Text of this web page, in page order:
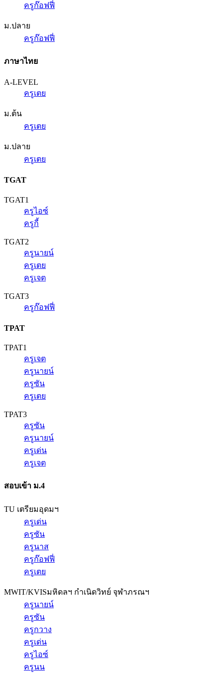
ครูก๊อฟฟี่
ม.ปลาย
ครูก๊อฟฟี่
ภาษาไทย
A-LEVEL
ครูเตย
ม.ต้น
ครูเตย
ม.ปลาย
ครูเตย
TGAT
TGAT1
ครูไอซ์
ครูกี้
TGAT2
ครูนายน์
ครูเตย
ครูเจต
TGAT3
ครูก๊อฟฟี่
TPAT
TPAT1
ครูเจต
ครูนายน์
ครูซัน
ครูเตย
TPAT3
ครูซัน
ครูนายน์
ครูเด่น
ครูเจต
สอบเข้า ม.4
TU เตรียมอุดมฯ
ครูเด่น
ครูซัน
ครูนาส
ครูก๊อฟฟี่
ครูเตย
MWIT/KVISมหิดลฯ กำเนิดวิทย์ จุฬาภรณฯ
ครูนายน์
ครูซัน
ครูกวาง
ครูเด่น
ครูไอซ์
ครูนน